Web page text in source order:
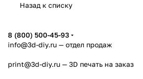
Назад к списку
8 (800) 500-45-93
info@3d-diy.ru — отдел продаж
print@3d-diy.ru — 3D печать на заказ